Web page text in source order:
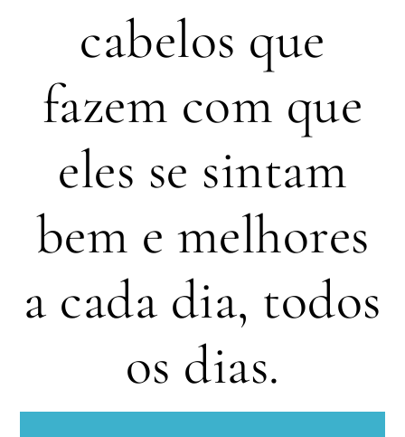
cabelos que
fazem com que
eles se sintam
bem e melhores
a cada dia, todos
os dias.